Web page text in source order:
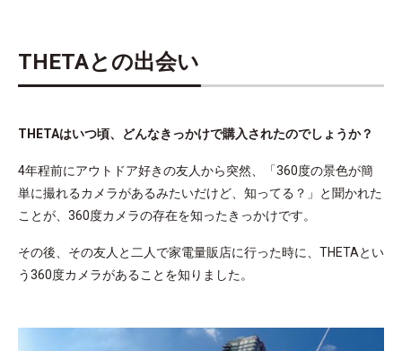
THETAとの出会い
THETAはいつ頃、どんなきっかけで購入されたのでしょうか？
4年程前にアウトドア好きの友人から突然、「360度の景色が簡
単に撮れるカメラがあるみたいだけど、知ってる？」と聞かれた
ことが、360度カメラの存在を知ったきっかけです。
その後、その友人と二人で家電量販店に行った時に、THETAとい
う360度カメラがあることを知りました。